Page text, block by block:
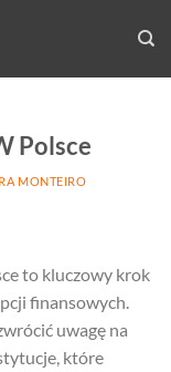
Polsce
MONTEIRO
to kluczowy krok
finansowych.
uwagę na
które